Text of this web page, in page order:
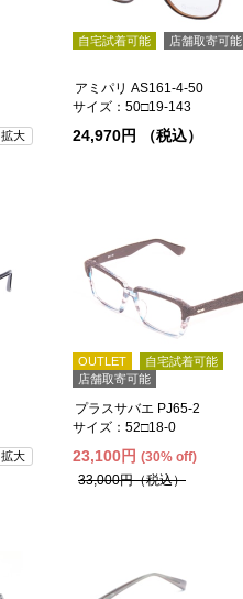
拡大
自宅試着可能 店舗取寄可能
アミパリ AS161-4-50
サイズ：50□19-143
24,970円 （税込）
拡大
OUTLET
自宅試着可能
店舗取寄可能
プラスサバエ PJ65-2
サイズ：52□18-0
23,100円 (30% off)
33,000円（税込）